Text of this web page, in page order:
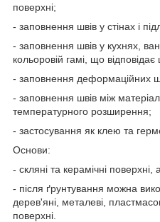
поверхні;
- заповнення швів у стінах і
- заповнення швів у кухнях,
кольоровій гамі, що
- заповнення деформаційних
- заповнення швів між
температурного розширення;
- застосування як клею та
Основи:
- скляні та керамічні
- після ґрунтування можна
дерев'яні, металеві,
поверхні.